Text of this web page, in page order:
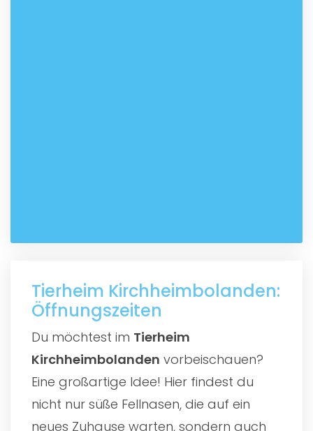
Tierheim Kirchheimbolanden:
Öffnungszeiten
Du möchtest im Tierheim
Kirchheimbolanden vorbeischauen?
Eine großartige Idee! Hier findest du
nicht nur süße Fellnasen, die auf ein
neues Zuhause warten, sondern auch